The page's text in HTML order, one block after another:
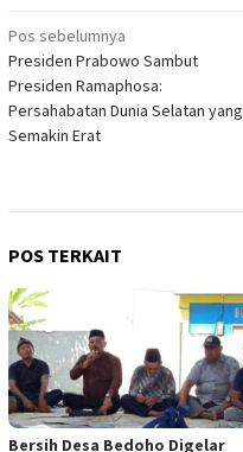
Navigasi
pos
Pos sebelumnya
Presiden Prabowo Sambut
Presiden Ramaphosa:
Persahabatan Dunia Selatan yang
Semakin Erat
POS TERKAIT
Bersih Desa Bedoho Digelar